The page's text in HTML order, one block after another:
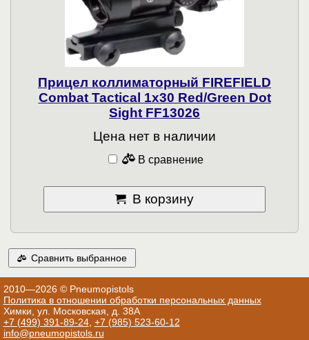
Прицел коллиматорный FIREFIELD
Combat Tactical 1x30 Red/Green Dot
Sight FF13026
Цена нет в наличии
В сравнение
В корзину
Сравнить выбранное
2010—2026 © Pneumopistols
Политика в отношении обработки персональных данных
Химки, ул. Московская, д. 38А
+7 (499) 391-89-24, +7 (985) 523-60-12
info@pneumopistols.ru